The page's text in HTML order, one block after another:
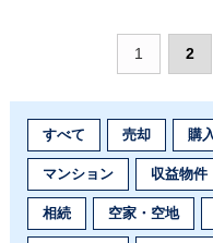
1 2
すべて 売却 購
マンション 収益物件
相続 空家・空地